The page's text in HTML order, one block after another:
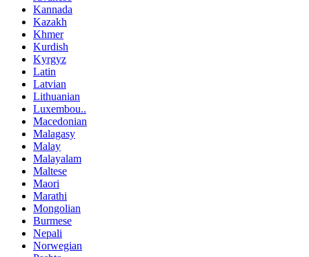
Kannada
Kazakh
Khmer
Kurdish
Kyrgyz
Latin
Latvian
Lithuanian
Luxembou..
Macedonian
Malagasy
Malay
Malayalam
Maltese
Maori
Marathi
Mongolian
Burmese
Nepali
Norwegian